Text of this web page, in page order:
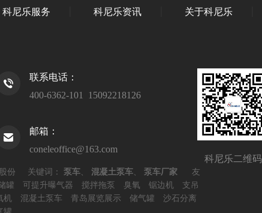
科尼乐服务 科尼乐资讯 关于科尼乐
联系电话：
400-6362-101 15092218126
邮箱：
coneleoffice@163.com
份 关键词： 泵车、 混凝土泵车、 泵车厂家
友
罐 可提升曝气器 搅拌拖泵 臭氧 锯边机
支吊
机 混凝土泵车 青岛展览展示 储气罐
沙石分离
科尼乐二维码